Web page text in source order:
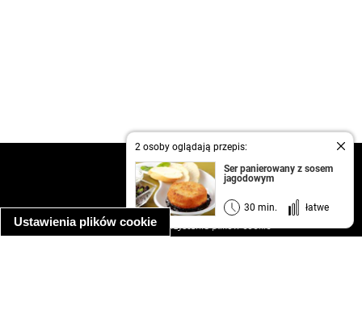
Ustawienia plików cookie
2 osoby oglądają przepis:
Ser panierowany z sosem
jagodowym
30 min. łatwe
kontakt
regulamin
informacja o prywatności
informacja o wykorzystaniu plików cookie